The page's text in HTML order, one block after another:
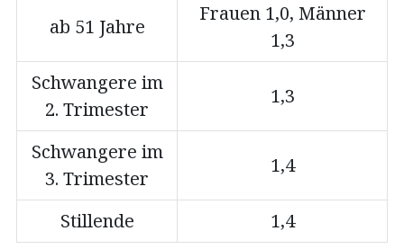
ab 51 Jahre
Frauen 1,0, Männer
1,3
Schwangere im
2. Trimester
1,3
Schwangere im
3. Trimester
1,4
Stillende 1,4